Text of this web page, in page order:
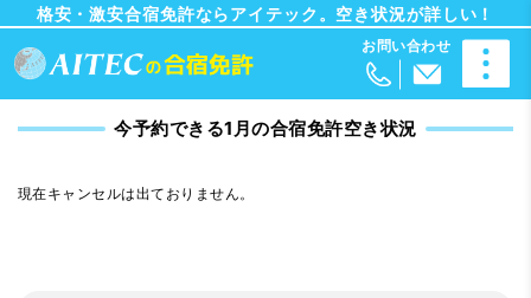
格安・激安合宿免許ならアイテック。空き状況が詳しい！
今予約できる1月の合宿免許空き状況
現在キャンセルは出ておりません。